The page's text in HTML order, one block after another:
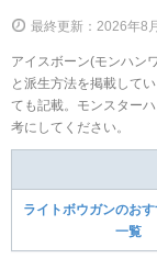
最終更新：2026年8
アイスボーン(モンハン
と派生方法を掲載して
ても記載。モンスター
考にしてください。
ライトボウガンのお
一覧